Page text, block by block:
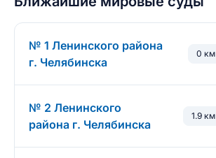
№ 1 Ленинского района
г. Челябинска
0 км
№ 2 Ленинского
района г. Челябинска
1.9 км